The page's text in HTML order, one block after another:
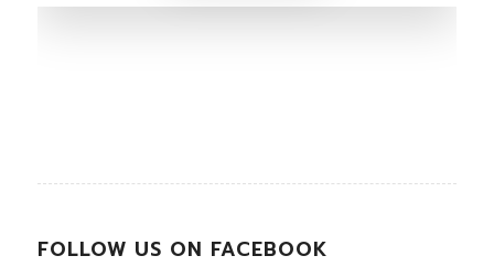
FOLLOW US ON FACEBOOK